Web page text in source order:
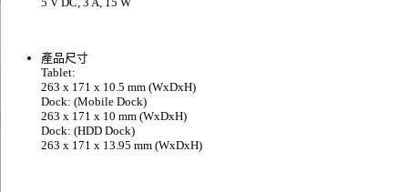
產品尺寸
Tablet:
263 x 171 x 10.5 mm (WxDxH)
Dock: (Mobile Dock)
263 x 171 x 10 mm (WxDxH)
Dock: (HDD Dock)
263 x 171 x 13.95 mm (WxDxH)